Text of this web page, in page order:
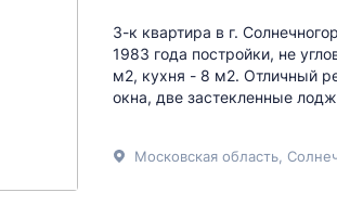
3-к квартира в г.
1983 года постройки, не
м2, кухня - 8 м2. Отличный
окна, две застекленные
Московская область,